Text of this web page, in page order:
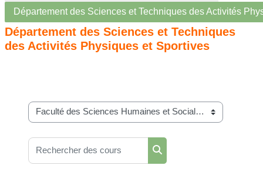
Département des Sciences et Techniques des Activités
Département des Sciences et Techniques
des Activités Physiques et Sportives
Catégories de cours
Rechercher des cours
Rechercher des cours